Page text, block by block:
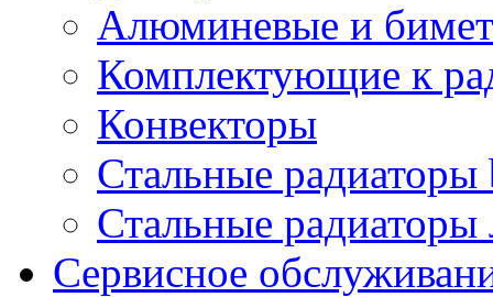
Алюминевые и
Комплектующие к
Конвекторы
Стальные радиаторы
Стальные радиаторы
Сервисное